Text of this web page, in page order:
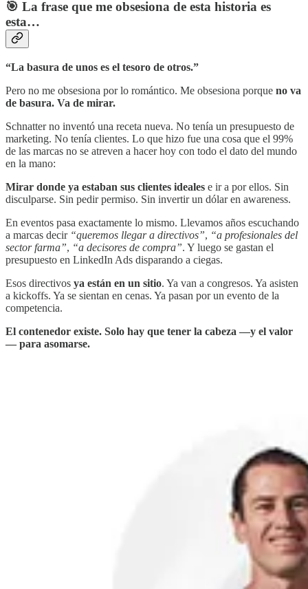
🎯 La frase que me obsesiona de esta historia es
esta…
“La basura de unos es el tesoro de otros.”
Pero no me obsesiona por lo romántico. Me obsesiona porque no va
de basura. Va de mirar.
Schnatter no inventó una receta nueva. No tenía un presupuesto de
marketing. No tenía clientes. Lo que hizo fue una cosa que el 99%
de las marcas no se atreven a hacer hoy con todo el dato del mundo
en la mano:
Mirar donde ya estaban sus clientes ideales e ir a por ellos. Sin
disculparse. Sin pedir permiso. Sin invertir un dólar en awareness.
En eventos pasa exactamente lo mismo. Llevamos años escuchando
a marcas decir “queremos llegar a directivos”, “a profesionales del
sector farma”, “a decisores de compra”. Y luego se gastan el
presupuesto en LinkedIn Ads disparando a ciegas.
Esos directivos ya están en un sitio. Ya van a congresos. Ya asisten
a kickoffs. Ya se sientan en cenas. Ya pasan por un evento de la
competencia.
El contenedor existe. Solo hay que tener la cabeza —y el valor
— para asomarse.